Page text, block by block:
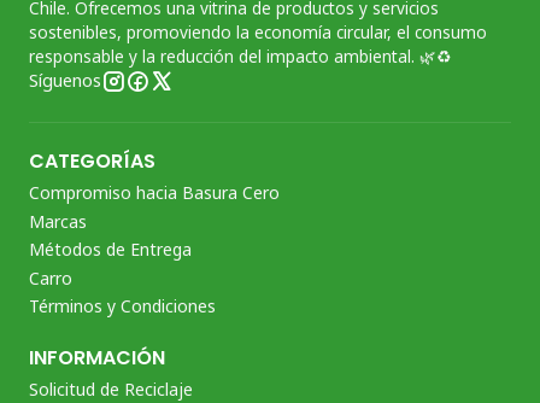
Chile. Ofrecemos una vitrina de productos y servicios
sostenibles, promoviendo la economía circular, el consumo
responsable y la reducción del impacto ambiental. 🌿♻️
Síguenos
CATEGORÍAS
Compromiso hacia Basura Cero
Marcas
Métodos de Entrega
Carro
Términos y Condiciones
INFORMACIÓN
Solicitud de Reciclaje